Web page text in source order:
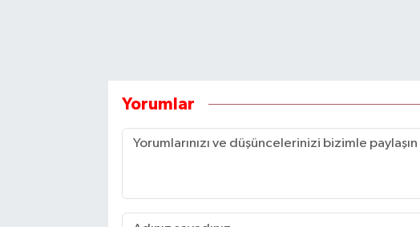
Yorumlar